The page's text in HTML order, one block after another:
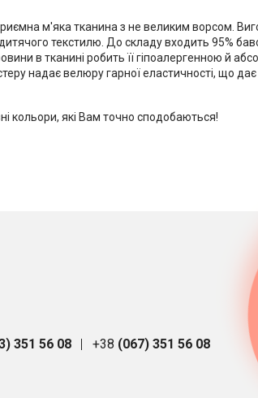
м'яка тканина з не великим ворсом.
текстилю. До складу входить 95%
в тканині робить її гіпоалергенною й
надає велюру гарної еластичності, що
кольори, які Вам точно сподобаються!
351 56 08 +38 (067) 351 56 08